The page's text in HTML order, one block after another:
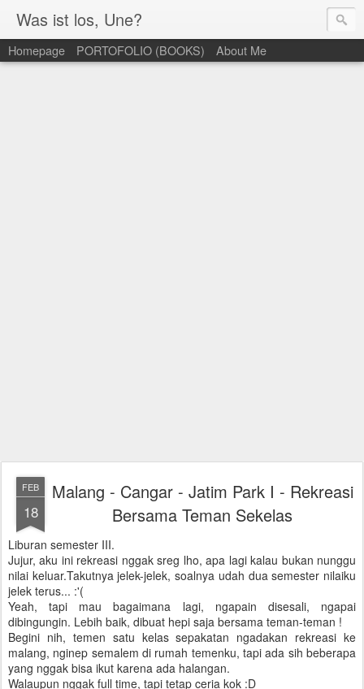
Was ist los, Une?
Homepage PORTOFOLIO (BOOKS) About Me
FEB
18
Malang - Cangar - Jatim Park I - Rekreasi
Bersama Teman Sekelas
Liburan semester III.
Jujur, aku ini rekreasi nggak sreg lho, apa lagi kalau bukan nunggu
nilai keluar.Takutnya jelek-jelek, soalnya udah dua semester nilaiku
jelek terus... :'(
Yeah, tapi mau bagaimana lagi, ngapain disesali, ngapai
dibingungin. Lebih baik, dibuat hepi saja bersama teman-teman !
Begini nih, temen satu kelas sepakatan ngadakan rekreasi ke
malang, nginep semalem di rumah temenku, tapi ada sih beberapa
yang nggak bisa ikut karena ada halangan.
Walaupun nggak full time, tapi tetap ceria kok :D